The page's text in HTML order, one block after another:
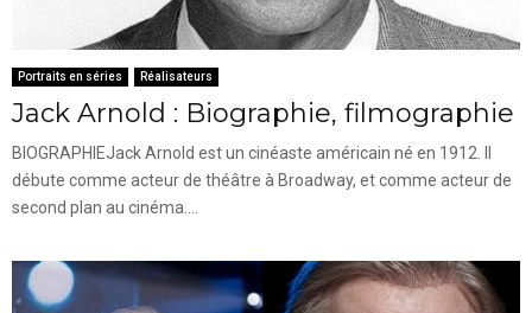
Portraits en séries Réalisateurs
Jack Arnold : Biographie, filmographie
BIOGRAPHIEJack Arnold est un cinéaste américain né en 1912. Il
débute comme acteur de théâtre à Broadway, et comme acteur de
second plan au cinéma....